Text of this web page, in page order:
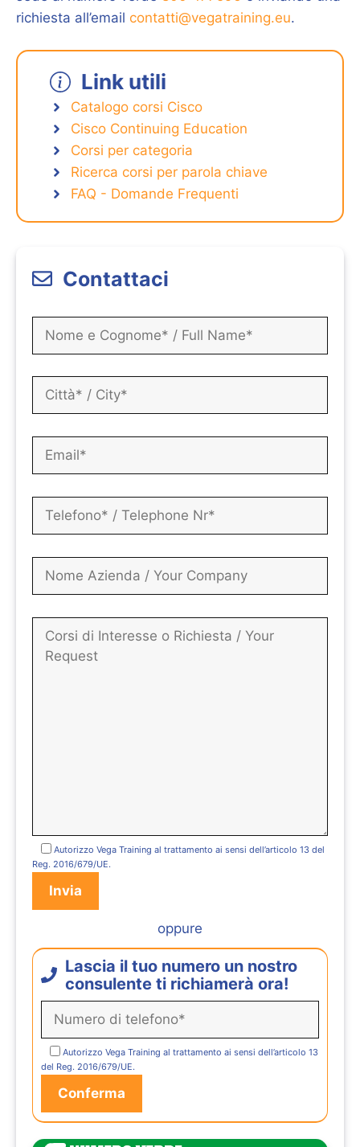
richiesta all’email contatti@vegatraining.eu.
Link utili
Catalogo corsi Cisco
Cisco Continuing Education
Corsi per categoria
Ricerca corsi per parola chiave
FAQ - Domande Frequenti
Contattaci
Autorizzo Vega Training al trattamento ai sensi dell’articolo 13 del
Reg. 2016/679/UE.
oppure
Lascia il tuo numero un nostro
consulente ti richiamerà ora!
Autorizzo Vega Training al trattamento ai sensi dell’articolo 13
del Reg. 2016/679/UE.